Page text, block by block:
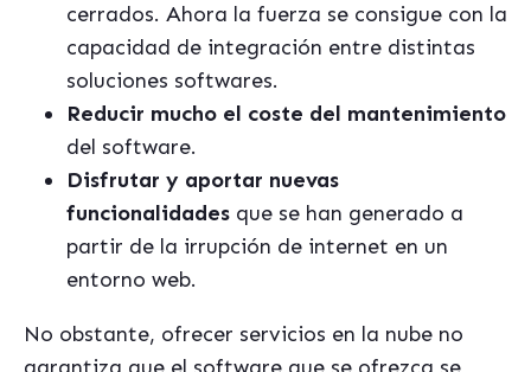
cerrados. Ahora la fuerza se consigue con la
capacidad de integración entre distintas
soluciones softwares.
Reducir mucho el coste del mantenimiento
del software.
Disfrutar y aportar nuevas
funcionalidades que se han generado a
partir de la irrupción de internet en un
entorno web.
No obstante, ofrecer servicios en la nube no